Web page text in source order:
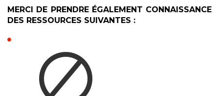
MERCI DE PRENDRE ÉGALEMENT CONNAISSANCE
DES RESSOURCES SUIVANTES :